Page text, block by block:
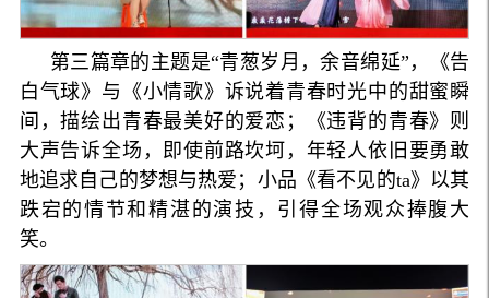
第三篇章的主题是“青葱岁月，余音绵延”，《告
白气球》与《小情歌》诉说着青春时光中的甜蜜瞬
间，描绘出青春最美好的爱恋；《违背的青春》则
大声告诉全场，即使前路坎坷，年轻人依旧要勇敢
地追求自己的梦想与热爱；小品《看不见的ta》以其
跌宕的情节和精湛的演技，引得全场观众捧腹大
笑。